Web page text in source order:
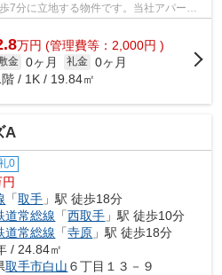
7分に立地する物件です。当社アパート
お届け...
万円 (管理費等：2,000円 )
金 0ヶ月 礼金 0ヶ月
階 / 1K / 19.84㎡
A
0
「取手 」駅 徒歩18分
道常総線 「西取手 」駅 徒歩10分
道常総線 「寺原 」駅 徒歩18分
/ 24.84㎡
取手市白山 ６丁目１３－９